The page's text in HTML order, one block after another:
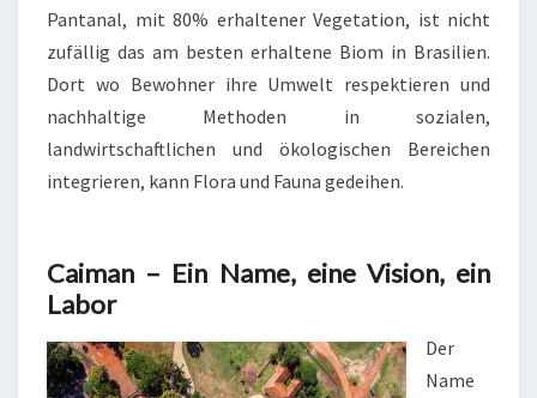
Pantanal, mit 80% erhaltener Vegetation, ist nicht
zufällig das am besten erhaltene Biom in Brasilien.
Dort wo Bewohner ihre Umwelt respektieren und
nachhaltige Methoden in sozialen,
landwirtschaftlichen und ökologischen Bereichen
integrieren, kann Flora und Fauna gedeihen.
Caiman – Ein Name, eine Vision, ein
Labor
Der
Name